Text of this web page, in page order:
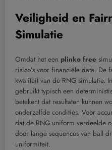
Veiligheid en
Simulatie
Omdat het een plinko free
risico’s voor financiële data.
kwaliteit van de RNG simulatie.
gebruikt typisch een
betekent dat resultaten kunnen
onderzelfde condities. Voor
dat de RNG uniform verdeelde
door lange sequences van ball
uniformiteit.